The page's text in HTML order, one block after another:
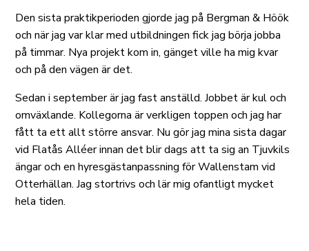
Den sista praktikperioden gjorde jag på Bergman & Höök
och när jag var klar med utbildningen fick jag börja jobba
på timmar. Nya projekt kom in, gänget ville ha mig kvar
och på den vägen är det.
Sedan i september är jag fast anställd. Jobbet är kul och
omväxlande. Kollegorna är verkligen toppen och jag har
fått ta ett allt större ansvar. Nu gör jag mina sista dagar
vid Flatås Alléer innan det blir dags att ta sig an Tjuvkils
ängar och en hyresgästanpassning för Wallenstam vid
Otterhällan. Jag stortrivs och lär mig ofantligt mycket
hela tiden.